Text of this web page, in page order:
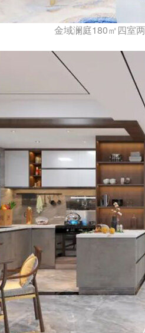
金域澜庭180㎡四室